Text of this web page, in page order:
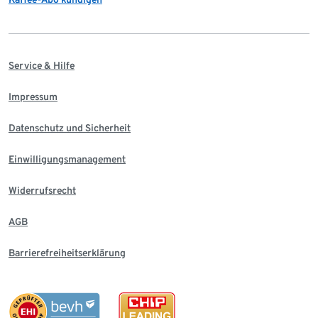
Service & Hilfe
Impressum
Datenschutz und Sicherheit
Einwilligungsmanagement
Widerrufsrecht
AGB
Barrierefreiheitserklärung